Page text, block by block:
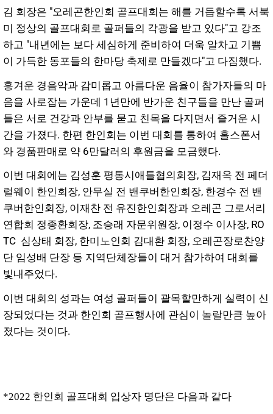
김 회장은 "오레곤한인회 골프대회는 해를 거듭할수록 서북
미 정상의 골프대회로 골퍼들의 각광을 받고 있다"고 강조
하고 "내년에는 보다 세심하게 준비하여 더욱 알차고 기쁨
이 가득한 동포들의 한마당 축제로 만들겠다"고 다짐했다.
흥겨운 경음악과 감미롭고 아름다운 음율이 참가자들의 마
음을 사로잡는 가운데 1년만에 반가운 친구들을 만난 골퍼
들은 서로 건강과 안부를 묻고 친목을 다지면서 즐거운 시
간을 가졌다. 한편 한인회는 이번 대회를 통하여 홀스폰서
와 경품판매로 약 6만달러의 후원금을 모금했다.
이번 대회에는 김성훈 평통시애틀협의회장, 김재옥 전 페더
럴웨이 한인회장, 안무실 전 밴쿠버한인회장, 한경수 전 밴
쿠버한인회장, 이재찬 전 유진한인회장과 오레곤 그로서리
연합회 정종환회장, 조승래 자문위원장, 이정수 이사장, RO
TC 심상태 회장, 한미노인회 김대환 회장, 오레곤장로찬양
단 임성배 단장 등 지역단체장들이 대거 참가하여 대회를
빛내주었다.
이번 대회의 성과는 여성 골퍼들이 괄목할만하게 실력이 신
장되었다는 것과 한인회 골프행사에 관심이 놀랄만큼 높아
졌다는 것이다.
*2022 한인회 골프대회 입상자 명단은 다음과 같다